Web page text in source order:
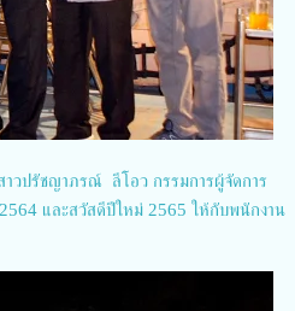
วปรัชญาภรณ์ ลีโอว กรรมการผู้จัดการ
2564 และสวัสดีปีใหม่ 2565 ให้กับพนักงาน